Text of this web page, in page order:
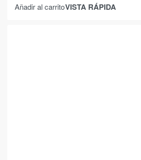
Añadir al carritoVISTA RÁPIDA